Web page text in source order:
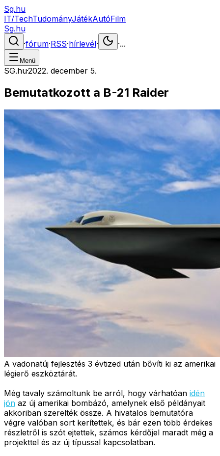
Sg.hu
IT/TechTudományJátékAutóFilm
Sg.hu
·fórum·RSS·hírlevél· ·...
Menü
SG.hu·2022. december 5.
Bemutatkozott a B-21 Raider
A vadonatúj fejlesztés 3 évtized után bővíti ki az amerikai
légierő eszköztárát.
Még tavaly számoltunk be arról, hogy várhatóan idén
jön az új amerikai bombázó, amelynek első példányait
akkoriban szerelték össze. A hivatalos bemutatóra
végre valóban sort kerítettek, és bár ezen több érdekes
részletről is szót ejtettek, számos kérdőjel maradt még a
projekttel és az új típussal kapcsolatban.